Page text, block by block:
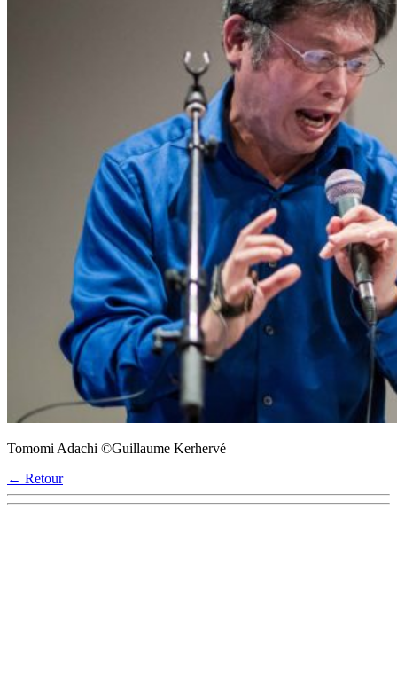
Tomomi Adachi ©Guillaume Kerhervé
← Retour